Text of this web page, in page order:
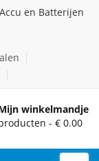
en Batterijen
winkelmandje
- € 0.00